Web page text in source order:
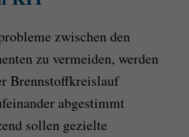
zwischen den
zu vermeiden, werden
Brennstoffkreislauf
abgestimmt
sollen gezielte